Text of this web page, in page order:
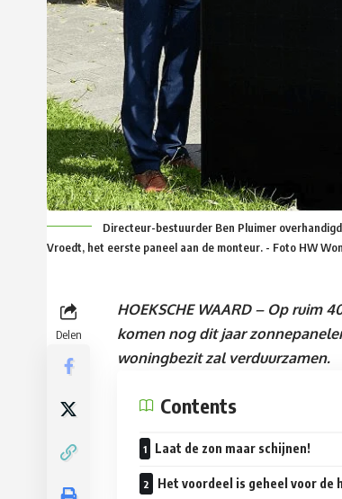
Directeur-bestuurder Ben Pluimer
Vroedt, het eerste paneel aan de monteur. - Foto HW
Delen
HOEKSCHE WAARD – Op ruim
komen nog dit jaar
woningbezit zal verduurzamen.
Contents
Laat de zon maar schijnen!
Het voordeel is geheel voor de